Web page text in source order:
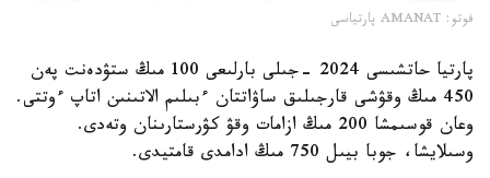
فوتو: AMANAT پارتياسى
پارتيا حاتشىسى 2024 -جىلى بارلىعى 100 مىڭ ستۋدەنت پەن
450 مىڭ وقۋشى قارجىلىق ساۋاتتان ءبىلىم الاتىنىن اتاپ ءوتتى.
وعان قوسىمشا 200 مىڭ ازامات وقۋ كۋرستارىنان وتەدى.
وسىلايشا، جوبا بيىل 750 مىڭ ادامدى قامتيدى.